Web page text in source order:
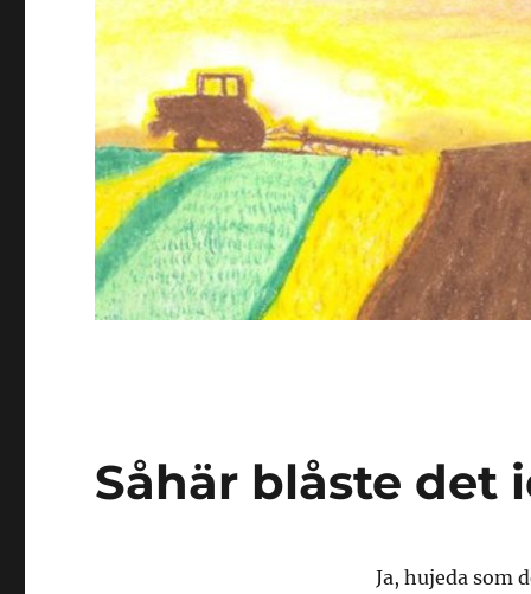
Såhär blåste det
Ja, hujeda som